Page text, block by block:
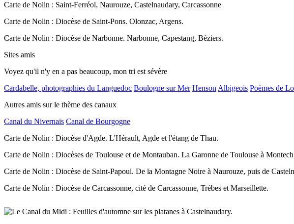
Carte de Nolin : Saint-Ferréol, Naurouze, Castelnaudary, Carcassonne
Carte de Nolin : Diocèse de Saint-Pons. Olonzac, Argens.
Carte de Nolin : Diocèse de Narbonne. Narbonne, Capestang, Béziers.
Sites amis
Voyez qu'il n'y en a pas beaucoup, mon tri est sévère
Cardabelle, photographies du Languedoc Boulogne sur Mer Henson Albigeois Poèmes de
Autres amis sur le thème des canaux
Canal du Nivernais Canal de Bourgogne
Carte de Nolin : Diocèse d'Agde. L'Hérault, Agde et l'étang de Thau.
Carte de Nolin : Diocèses de Toulouse et de Montauban. La Garonne de Toulouse à
Carte de Nolin : Diocèse de Saint-Papoul. De la Montagne Noire à Naurouze, puis de
Carte de Nolin : Diocèse de Carcassonne, cité de Carcassonne, Trèbes et Marseillette.